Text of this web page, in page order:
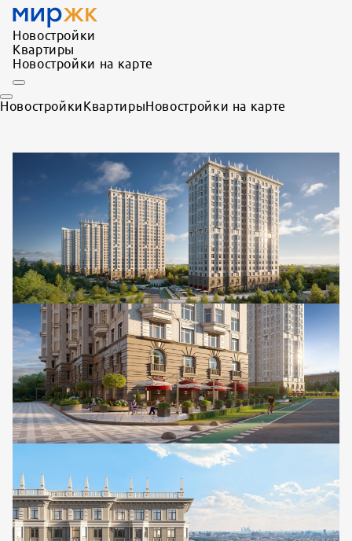
Новостройки
Квартиры
Новостройки на карте
НовостройкиКвартирыНовостройки на карте